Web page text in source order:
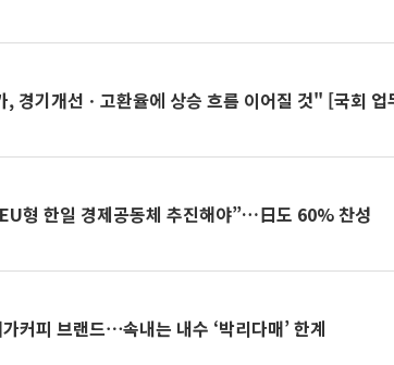
, 경기개선ㆍ고환율에 상승 흐름 이어질 것" [국회 업
형 한일 경제공동체 추진해야”…日도 60% 찬성
커피 브랜드⋯속내는 내수 ‘박리다매’ 한계